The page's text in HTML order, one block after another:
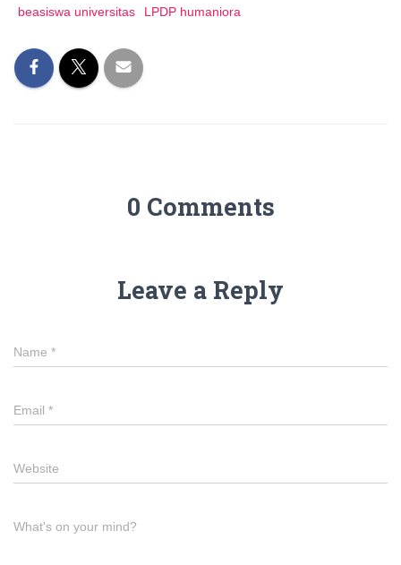
beasiswa universitas
LPDP humaniora
0 Comments
Leave a Reply
Name *
Email *
Website
What's on your mind?